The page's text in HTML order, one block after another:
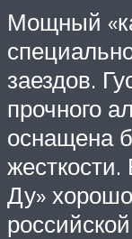
Мощный
заездов.
прочного
оснащена
жесткости.
Ду»